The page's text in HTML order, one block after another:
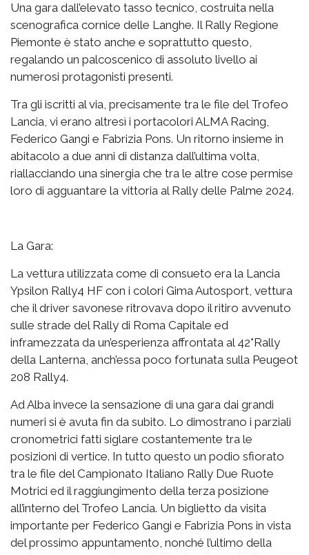
Una gara dall’elevato tasso tecnico, costruita nella
scenografica cornice delle Langhe. Il Rally Regione
Piemonte è stato anche e soprattutto questo,
regalando un palcoscenico di assoluto livello ai
numerosi protagonisti presenti.
Tra gli iscritti al via, precisamente tra le file del Trofeo
Lancia, vi erano altresì i portacolori ALMA Racing,
Federico Gangi e Fabrizia Pons. Un ritorno insieme in
abitacolo a due anni di distanza dall’ultima volta,
riallacciando una sinergia che tra le altre cose permise
loro di agguantare la vittoria al Rally delle Palme 2024.
La Gara:
La vettura utilizzata come di consueto era la Lancia
Ypsilon Rally4 HF con i colori Gima Autosport, vettura
che il driver savonese ritrovava dopo il ritiro avvenuto
sulle strade del Rally di Roma Capitale ed
inframezzata da un’esperienza affrontata al 42°Rally
della Lanterna, anch’essa poco fortunata sulla Peugeot
208 Rally4.
Ad Alba invece la sensazione di una gara dai grandi
numeri si è avuta fin da subito. Lo dimostrano i parziali
cronometrici fatti siglare costantemente tra le
posizioni di vertice. In tutto questo un podio sfiorato
tra le file del Campionato Italiano Rally Due Ruote
Motrici ed il raggiungimento della terza posizione
all’interno del Trofeo Lancia. Un biglietto da visita
importante per Federico Gangi e Fabrizia Pons in vista
del prossimo appuntamento, nonché l’ultimo della